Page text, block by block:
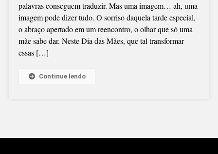
palavras conseguem traduzir. Mas uma imagem… ah, uma
imagem pode dizer tudo. O sorriso daquela tarde especial,
o abraço apertado em um reencontro, o olhar que só uma
mãe sabe dar. Neste Dia das Mães, que tal transformar
essas […]
Continue lendo